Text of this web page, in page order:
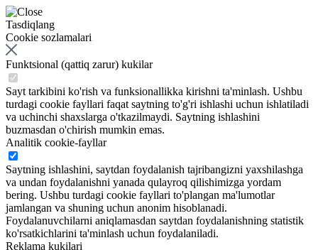
Tasdiqlang
Cookie sozlamalari
Funktsional (qattiq zarur) kukilar
Sayt tarkibini ko'rish va funksionallikka kirishni ta'minlash. Ushbu
turdagi cookie fayllari faqat saytning to'g'ri ishlashi uchun ishlatiladi
va uchinchi shaxslarga o'tkazilmaydi. Saytning ishlashini
buzmasdan o'chirish mumkin emas.
Analitik cookie-fayllar
Saytning ishlashini, saytdan foydalanish tajribangizni yaxshilashga
va undan foydalanishni yanada qulayroq qilishimizga yordam
bering. Ushbu turdagi cookie fayllari to'plangan ma'lumotlar
jamlangan va shuning uchun anonim hisoblanadi.
Foydalanuvchilarni aniqlamasdan saytdan foydalanishning statistik
ko'rsatkichlarini ta'minlash uchun foydalaniladi.
Reklama kukilari